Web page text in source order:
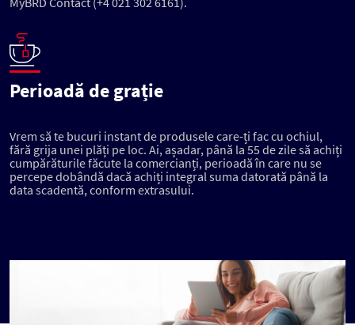
Perioadă de grație
Vrem să te bucuri instant de produsele care-ți fac cu ochiul,
fără grija unei plăți pe loc. Ai, așadar, până la 55 de zile să achiți
cumpărăturile făcute la comercianți, perioadă în care nu se
percepe dobândă dacă achiți integral suma datorată până la
data scadentă, conform extrasului.